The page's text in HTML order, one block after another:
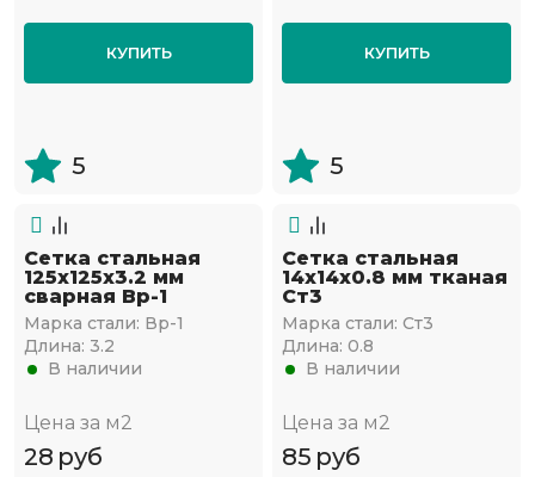
КУПИТЬ
5
КУПИТЬ
5
Сетка стальная
125х125х3.2 мм
сварная Вр-1
Марка стали: Вр-1
Длина: 3.2
В наличии
Цена за м2
28 руб
Сетка стальная
14х14х0.8 мм тканая
Ст3
Марка стали: Ст3
Длина: 0.8
В наличии
Цена за м2
85 руб